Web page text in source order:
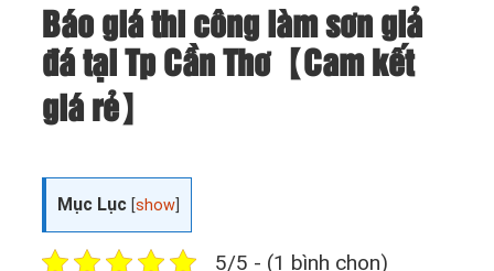
Báo giá thi công làm sơn giả
đá tại Tp Cần Thơ【Cam kết
giá rẻ】
Mục Lục [show
5/5 - (1 bình chọn)